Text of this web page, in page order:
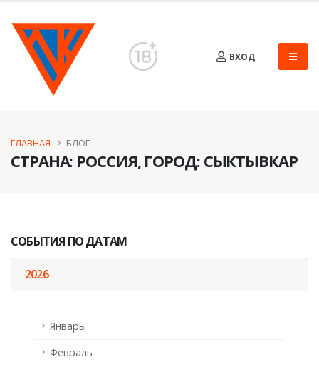
ВХОД
CТРАНА: РОССИЯ, ГОРОД: СЫКТЫВКАР
ГЛАВНАЯ БЛОГ
СОБЫТИЯ ПО ДАТАМ
2026
Январь
Февраль